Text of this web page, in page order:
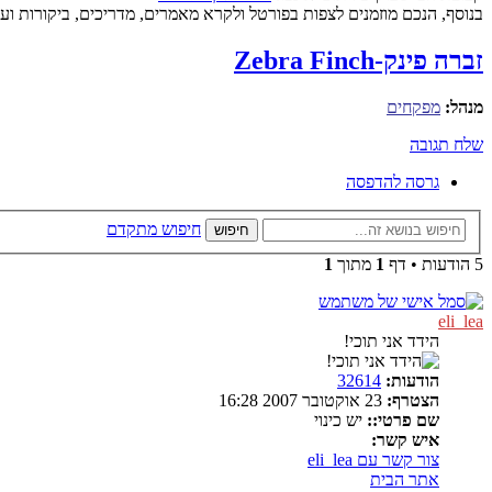
בנוסף, הנכם מוזמנים לצפות בפורטל ולקרא מאמרים, מדריכים, ביקורות
זברה פינק-Zebra Finch
מנהל: מפקחים
שלח תגובה
גרסה להדפסה
חיפוש
חיפוש מתקדם
5 הודעות • דף
1 מתוך 1
eli_lea
הידד אני תוכי!
הודעות: 32614
הצטרף:
שם פרטי:: יש כינוי
איש קשר:
צור קשר עם eli_lea
אתר הבית